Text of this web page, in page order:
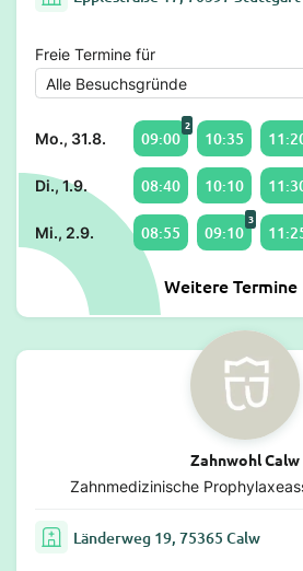
Freie Termine für
Mo., 31.8. 09:00
2
10:35
Di., 1.9. 08:40 10:10
Mi., 2.9. 08:55 09:10
3
Weitere Termine
Zahnwohl Calw
Zahnmedizinische
Länderweg 19, 75365 Calw